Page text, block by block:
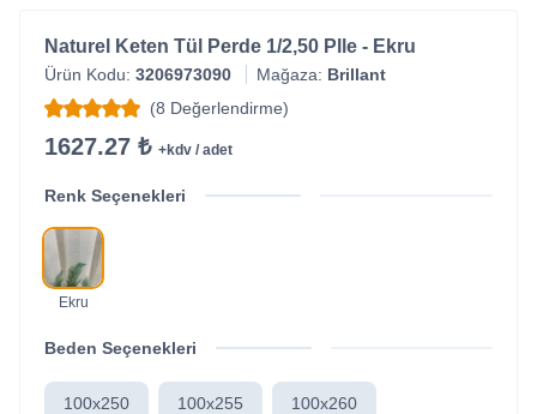
Naturel Keten Tül Perde 1/2,50 Plle - Ekru
Ürün Kodu: 3206973090 Mağaza: Brillant
(8 Değerlendirme)
1627.27 ₺ +kdv / adet
Renk Seçenekleri
Ekru
Beden Seçenekleri
100x250 100x255 100x260